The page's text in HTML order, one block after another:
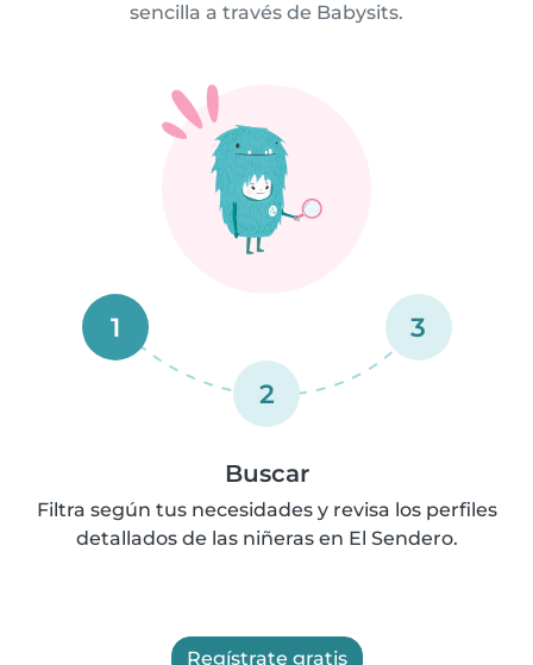
sencilla a través de Babysits.
1
2
3
Buscar
Filtra según tus necesidades y revisa los perfiles
detallados de las niñeras en El Sendero.
Regístrate gratis